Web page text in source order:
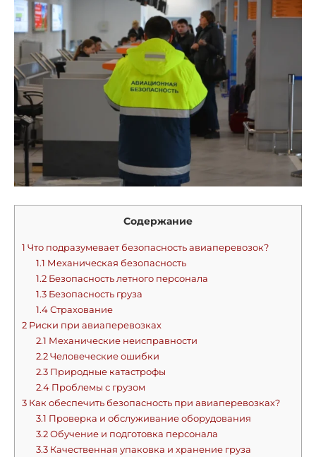
Содержание
1 Что подразумевает безопасность авиаперевозок?
1.1 Механическая безопасность
1.2Безопасность летного персонала
1.3Безопасность груза
1.4Страхование
2 Риски при авиаперевозках
2.1 Механические неисправности
2.2Человеческие ошибки
2.3Природные катастрофы
2.4Проблемы с грузом
3 Как обеспечить безопасность при авиаперевозках?
3.1 Проверка и обслуживание оборудования
3.2Обучение и подготовка персонала
3.3Качественная упаковка и хранение груза